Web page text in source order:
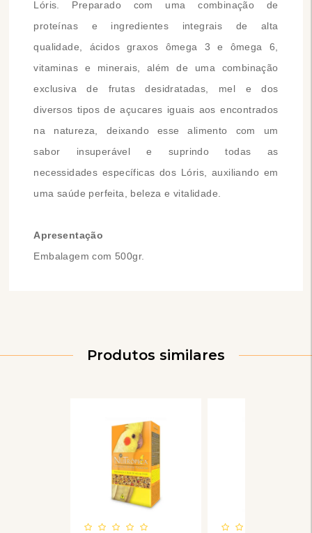
Lóris. Preparado com uma combinação de
proteínas e ingredientes integrais de alta
qualidade, ácidos graxos ômega 3 e ômega 6,
vitaminas e minerais, além de uma combinação
exclusiva de frutas desidratadas, mel e dos
diversos tipos de açucares iguais aos encontrados
na natureza, deixando esse alimento com um
sabor insuperável e suprindo todas as
necessidades específicas dos Lóris, auxiliando em
uma saúde perfeita, beleza e vitalidade.
Apresentação
Embalagem com 500gr.
Produtos similares